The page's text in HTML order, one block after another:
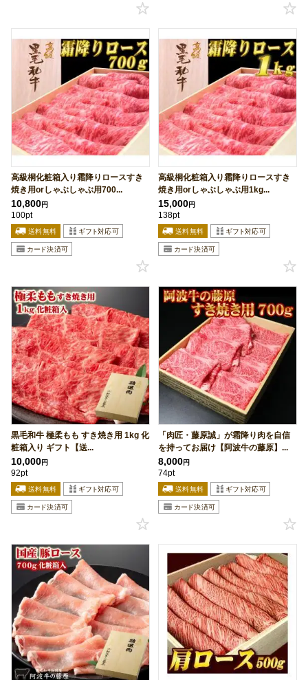
高級桐化粧箱入り霜降りロースすき
焼き用orしゃぶしゃぶ用700...
10,800円
100pt
高級桐化粧箱入り霜降りロースすき
焼き用orしゃぶしゃぶ用1kg...
15,000円
138pt
黒毛和牛 極柔もも すき焼き用 1kg 化
粧箱入り ギフト【送...
10,000円
92pt
「肉匠・藤原誠」が霜降り肉を自信
を持ってお届け【阿波牛の藤原】...
8,000円
74pt